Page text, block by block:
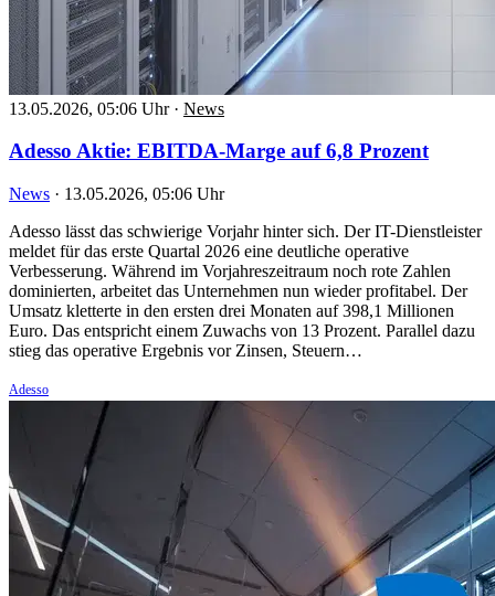
13.05.2026, 05:06 Uhr · News
Adesso Aktie: EBITDA-Marge auf 6,8 Prozent
News · 13.05.2026, 05:06 Uhr
Adesso lässt das schwierige Vorjahr hinter sich. Der IT-Dienstleister
meldet für das erste Quartal 2026 eine deutliche operative
Verbesserung. Während im Vorjahreszeitraum noch rote Zahlen
dominierten, arbeitet das Unternehmen nun wieder profitabel. Der
Umsatz kletterte in den ersten drei Monaten auf 398,1 Millionen
Euro. Das entspricht einem Zuwachs von 13 Prozent. Parallel dazu
stieg das operative Ergebnis vor Zinsen, Steuern…
Adesso